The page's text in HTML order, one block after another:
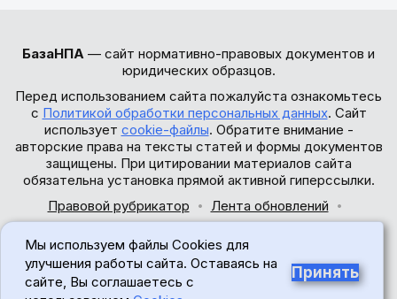
БазаНПА — сайт нормативно-правовых документов и
юридических образцов.
Перед использованием сайта пожалуйста ознакомьтесь
с Политикой обработки персональных данных. Сайт
использует cookie-файлы. Обратите внимание -
авторские права на тексты статей и формы документов
защищены. При цитировании материалов сайта
обязательна установка прямой активной гиперссылки.
Правовой рубрикатор
Лента обновлений
© 2017-2026
18+
Мы используем файлы Cookies для
улучшения работы сайта. Оставаясь на
сайте, Вы соглашаетесь с
Принять